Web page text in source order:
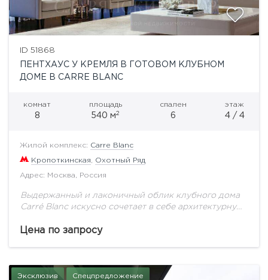
ID 51868
ПЕНТХАУС У КРЕМЛЯ В ГОТОВОМ КЛУБНОМ
ДОМЕ В CARRE BLANC
комнат
8
площадь
540 м2
спален
6
этаж
4 / 4
Жилой комплекс: Carre Blanc
Кропоткинская Охотный Ряд
Адрес: Москва, Россия
Выдержанный и лаконичный облик клубного дома
Carré Blanc искусно сочетает в себе архитектурную
кварталу с собственной художественной
Цена по запросу
Эксклюзив Спецпредложение